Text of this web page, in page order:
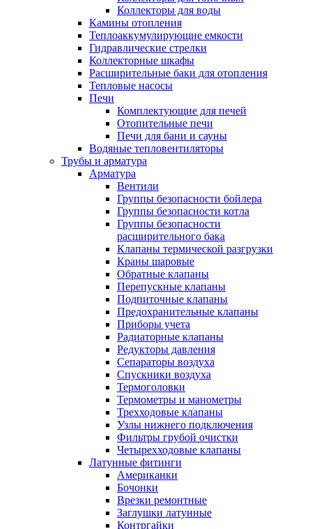
Коллекторы для воды
Камины отопления
Теплоаккумулирующие емкости
Гидравлические стрелки
Коллекторные шкафы
Расширительные баки для отопления
Тепловые насосы
Печи
Комплектующие для печей
Отопительные печи
Печи для бани и сауны
Водяные тепловентиляторы
Трубы и арматура
Арматура
Вентили
Группы безопасности бойлера
Группы безопасности котла
Группы безопасности
расширительного бака
Клапаны термической разгрузки
Краны шаровые
Обратные клапаны
Перепускные клапаны
Подпиточные клапаны
Предохранительные клапаны
Приборы учета
Радиаторные клапаны
Редукторы давления
Сепараторы воздуха
Спускники воздуха
Термоголовки
Термометры и манометры
Трехходовые клапаны
Узлы нижнего подключения
Фильтры грубой очистки
Четырехходовые клапаны
Латунные фитинги
Американки
Бочонки
Врезки ремонтные
Заглушки латунные
Контргайки